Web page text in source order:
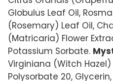
Globulus Leaf Oil,
(Rosemary) Leaf Oil,
(Matricaria) Flower
Potassium Sorbate.
Virginiana (Witch Hazel)
Polysorbate 20,